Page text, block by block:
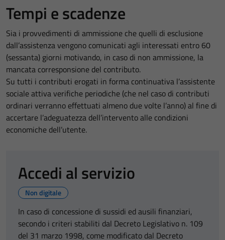
Tempi e scadenze
Sia i provvedimenti di ammissione che quelli di esclusione
dall’assistenza vengono comunicati agli interessati entro 60
(sessanta) giorni motivando, in caso di non ammissione, la
mancata corresponsione del contributo.
Su tutti i contributi erogati in forma continuativa l’assistente
sociale attiva verifiche periodiche (che nel caso di contributi
ordinari verranno effettuati almeno due volte l’anno) al fine di
accertare l’adeguatezza dell’intervento alle condizioni
economiche dell’utente.
Accedi al servizio
Non digitale
In caso di concessione di sussidi ed ausili finanziari,
secondo i criteri stabiliti dal Decreto Legislativo n. 109
del 31 marzo 1998, come modificato dal Decreto